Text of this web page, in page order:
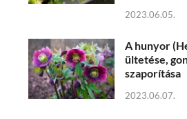
2023.06.05.
A hunyor
ültetése,
szaporítása
2023.06.07.